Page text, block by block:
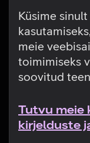
Küsime
meie
toimimiseks
soovitud
Tutvu meie
kirjelduste